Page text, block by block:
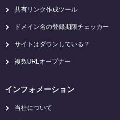
共有リンク作成ツール
ドメイン名の登録期限チェッカー
サイトはダウンしている？
複数URLオープナー
インフォメーション
当社について